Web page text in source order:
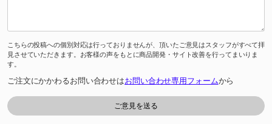
こちらの投稿への個別対応は行っておりませんが、頂いたご意見はスタッフがすべて拝
見させていただきます。お客様の声をもとに商品開発・サイト改善を行ってまいりま
す。
ご注文にかかわるお問い合わせはお問い合わせ専用フォームから